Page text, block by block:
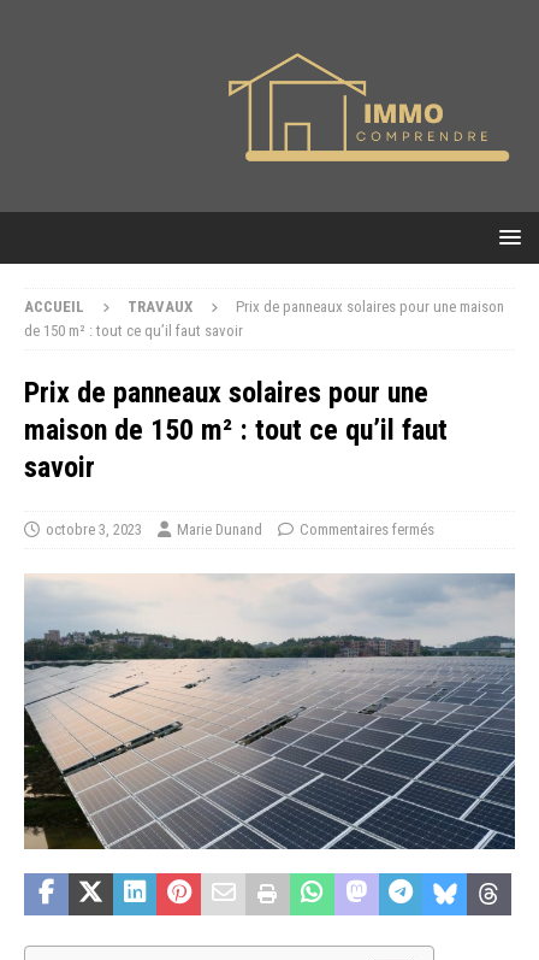
ACCUEIL TRAVAUX
Prix de panneaux solaires pour une maison
de 150 m² : tout ce qu’il faut savoir
Prix de panneaux solaires pour une
maison de 150 m² : tout ce qu’il faut
savoir
octobre 3, 2023 Marie Dunand Commentaires fermés